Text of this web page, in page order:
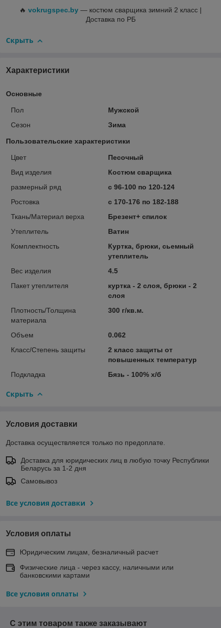
🔥 vokrugspec.by — костюм сварщика зимний 2 класс |
Доставка по РБ
Скрыть
Характеристики
Основные
Пол
Мужской
Сезон
Зима
Пользовательские характеристики
Цвет
Песочный
Вид изделия
Костюм сварщика
размерный ряд
с 96-100 по 120-124
Ростовка
с 170-176 по 182-188
Ткань/Материал верха
Брезент+ спилок
Утеплитель
Ватин
Комплектность
Куртка, брюки, сьемный
утеплитель
Вес изделия
4.5
Пакет утеплителя
куртка - 2 слоя, брюки - 2
слоя
Плотность/Толщина
материала
300 г/кв.м.
Объем
0.062
Класс/Степень защиты
2 класс защиты от
повышенных температур
Подкладка
Бязь - 100% х/б
Скрыть
Условия доставки
Доставка осуществляется только по предоплате.
Доставка для юридических лиц в любую точку Республики
Беларусь за 1-2 дня
Самовывоз
Все условия доставки
Условия оплаты
Юридическим лицам, безналичный расчет
Физические лица - через кассу, наличными или
банковскими картами
Все условия оплаты
С этим товаром также заказывают